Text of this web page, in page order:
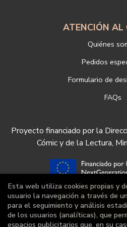
ATENCIÓN AL
Quiénes
Pedidos
Formulario de
FAQs
Proyecto financiado por la
Cómic y de la Lectura,
Esta web utiliza cookies propias y
usuario la navegación a través de
para el seguimiento y análisis
de los usuarios (analíticas), que
espacios publicitarios que, en su